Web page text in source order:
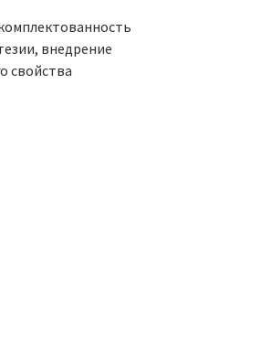
внедрение
свойства